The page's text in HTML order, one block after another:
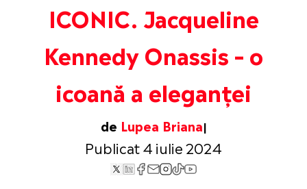
ICONIC. Jacqueline
Kennedy Onassis – o
icoană a eleganței
de Lupea Briana
Publicat 4 iulie 2024